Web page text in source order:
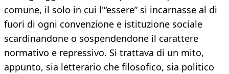
comune, il solo in cui l'“essere” si incarnasse al di
fuori di ogni convenzione e istituzione sociale
scardinandone o sospendendone il carattere
normativo e repressivo. Si trattava di un mito,
appunto, sia letterario che filosofico, sia politico